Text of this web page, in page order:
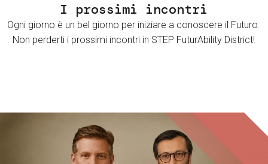
I prossimi incontri
Ogni giorno è un bel giorno per iniziare a conoscere il Futuro.
Non perderti i prossimi incontri in STEP FuturAbility District!